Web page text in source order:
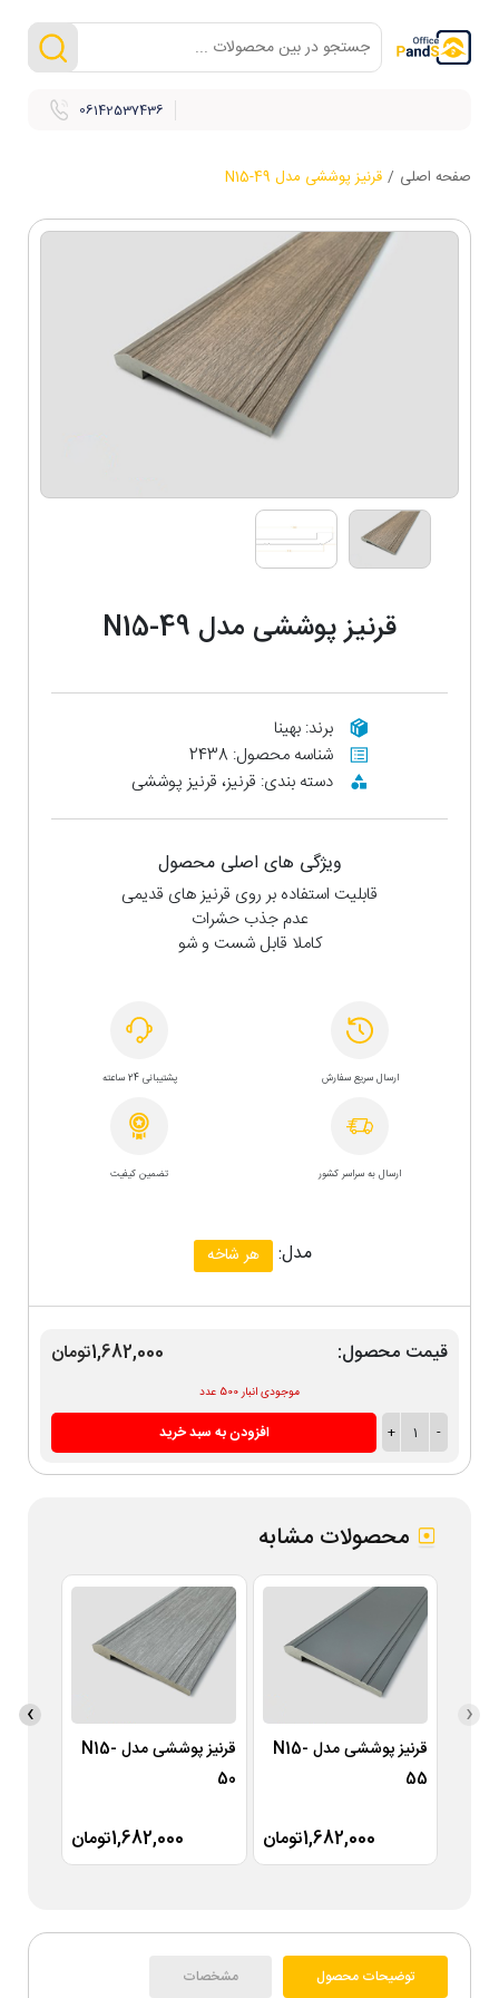
06142537436
صفحه اصلی / قرنیز پوششی مدل N15-49
قرنیز پوششی مدل N15-49
برند: بهینا
شناسه محصول: 2438
دسته بندی: قرنیز، قرنیز پوششی
ویژگی های اصلی محصول
قابلیت استفاده بر روی قرنیز های قدیمی
عدم جذب حشرات
کاملا قابل شست و شو
ارسال سریع سفارش پشتیبانی 24 ساعته
ارسال به سراسر کشور تضمین کیفیت
مدل: هر شاخه
قیمت محصول: 1,682,000تومان
موجودی انبار 500 عدد
-
1
+ افزودن به سبد خرید
محصولات مشابه
قرنیز پوششی مدل N15-
55
1,682,000تومان
قرنیز پوششی مدل N15-
50
1,682,000تومان
‹
›
توضیحات محصول مشخصات